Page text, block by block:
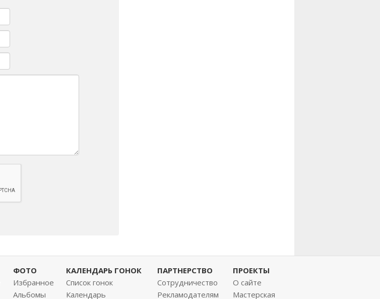
ФОТО
Избранное
Альбомы
КАЛЕНДАРЬ ГОНОК
Список гонок
Календарь
ПАРТНЕРСТВО
Сотрудничество
Рекламодателям
ПРОЕКТЫ
О сайте
Мастерская